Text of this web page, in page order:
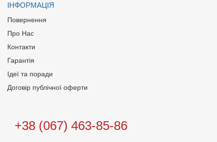
ІНФОРМАЦІЯ
Повернення
Про Нас
Контакти
Гарантія
Ідеї та поради
Договір публічної оферти
+38 (067) 463-85-86